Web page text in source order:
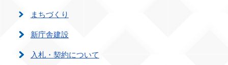
まちづくり
新庁舎建設
入札・契約について